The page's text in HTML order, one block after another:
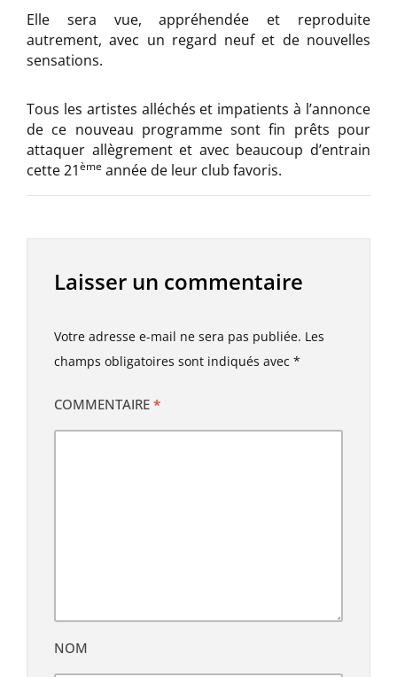
Elle sera vue, appréhendée et reproduite
autrement, avec un regard neuf et de nouvelles
sensations.
Tous les artistes alléchés et impatients à l’annonce
de ce nouveau programme sont fin prêts pour
attaquer allègrement et avec beaucoup d’entrain
cette 21ème année de leur club favoris.
Laisser un commentaire
Votre adresse e-mail ne sera pas publiée. Les
champs obligatoires sont indiqués avec *
COMMENTAIRE *
NOM